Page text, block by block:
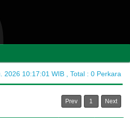
2026 10:17:01 WIB , Total : 0 Perkara
Prev 1 Next